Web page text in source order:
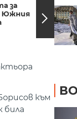
за
Южния
към
била